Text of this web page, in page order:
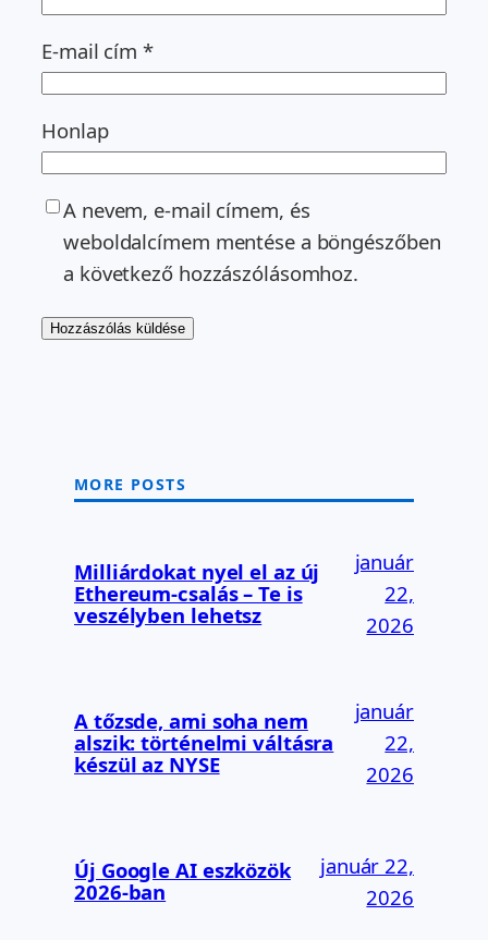
E-mail cím *
Honlap
A nevem, e-mail címem, és
weboldalcímem mentése a böngészőben
a következő hozzászólásomhoz.
MORE POSTS
Milliárdokat nyel el az új
Ethereum-csalás – Te is
veszélyben lehetsz
január
22,
2026
A tőzsde, ami soha nem
alszik: történelmi váltásra
készül az NYSE
január
22,
2026
Új Google AI eszközök
2026-ban
január 22,
2026